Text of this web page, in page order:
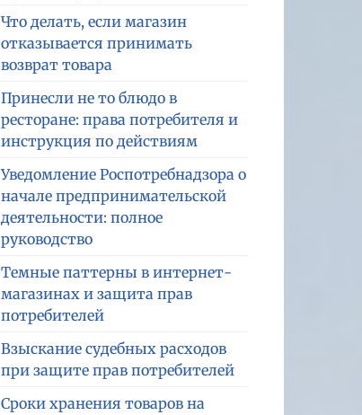
Что делать, если магазин
отказывается принимать
возврат товара
Принесли не то блюдо в
ресторане: права потребителя и
инструкция по действиям
Уведомление Роспотребнадзора о
начале предпринимательской
деятельности: полное
руководство
Темные паттерны в интернет-
магазинах и защита прав
потребителей
Взыскание судебных расходов
при защите прав потребителей
Сроки хранения товаров на